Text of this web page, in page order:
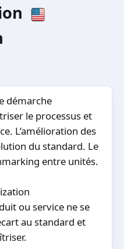
démarche
le processus et
L’amélioration des
du standard. Le
entre unités.
ou service ne se
au standard et